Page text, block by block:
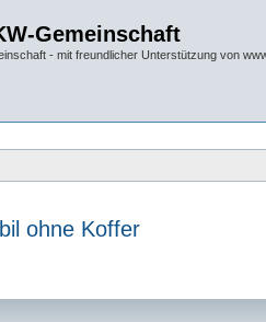
Gemeinschaft
- mit freundlicher Unterstützung von
ohne Koffer